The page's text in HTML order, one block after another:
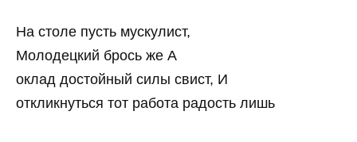
На столе пусть мускулист,
Молодецкий брось же А
оклад достойный силы свист, И
откликнуться тот работа радость лишь